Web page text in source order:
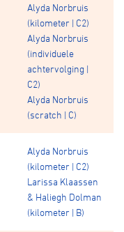
Alyda Norbruis
(kilometer | C2)
Alyda Norbruis
(individuele
achtervolging |
C2)
Alyda Norbruis
(scratch | C)
Alyda Norbruis
(kilometer | C2)
Larissa Klaassen
& Haliegh Dolman
(kilometer | B)